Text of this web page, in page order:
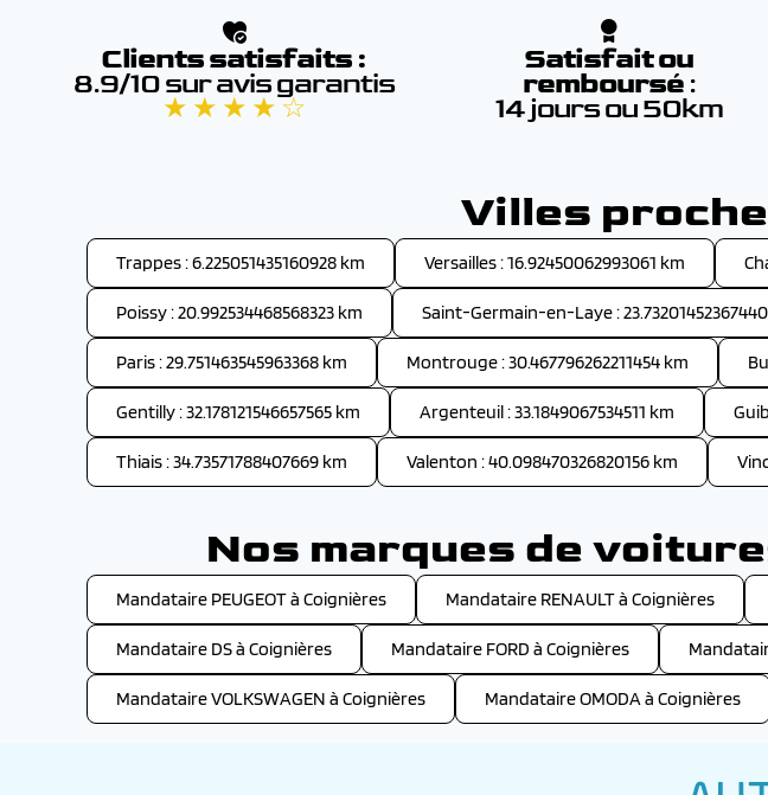
Clients satisfaits :
8.9/10 sur avis garantis
★ ★ ★ ★ ☆
Satisfait ou
remboursé :
14 jours ou 50km
Villes
Trappes : 6.225051435160928 km Versailles : 16.92450062993061 km
Poissy : 20.992534468568323 km Saint-Germain-en-Laye :
Paris : 29.751463545963368 km Montrouge : 30.467796262211454 km
Gentilly : 32.178121546657565 km Argenteuil : 33.1849067534511 km
Thiais : 34.73571788407669 km Valenton : 40.098470326820156 km
Nos marques de
Mandataire PEUGEOT à Coignières Mandataire RENAULT à Coignières
Mandataire DS à Coignières Mandataire FORD à Coignières
Mandataire VOLKSWAGEN à Coignières Mandataire OMODA à Coignières